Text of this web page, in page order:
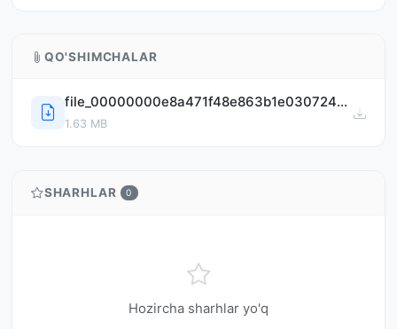
QO'SHIMCHALAR
file_00000000e8a471f48e863b1e03072443.png
1.63 MB
SHARHLAR 0
Hozircha sharhlar yo'q